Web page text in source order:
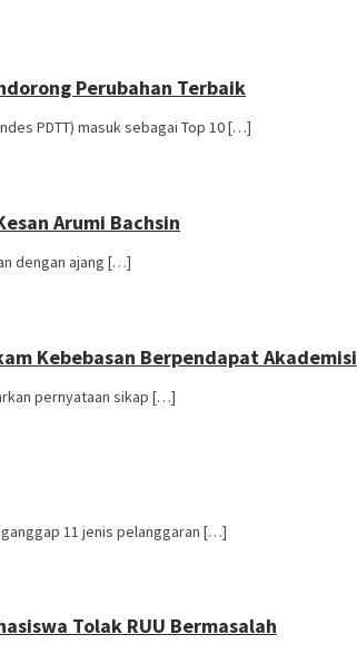
Perubahan Terbaik
PDTT) masuk sebagai Top 10 […]
Arumi Bachsin
dengan ajang […]
Kebebasan Berpendapat Akademisi
pernyataan sikap […]
11 jenis pelanggaran […]
Tolak RUU Bermasalah